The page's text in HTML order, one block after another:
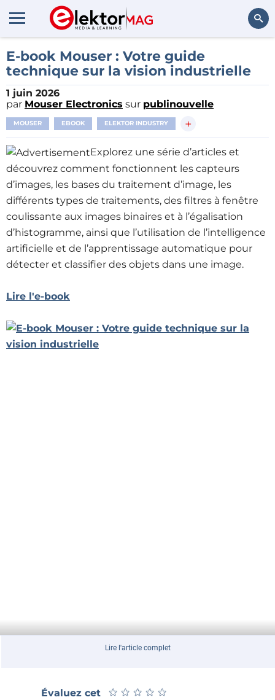
E-book Mouser : Votre guide
technique sur la vision industrielle
1 juin 2026
par Mouser Electronics sur publinouvelle
MOUSER EBOOK ELEKTOR INDUSTRY +
Explorez une série d’articles et
découvrez comment fonctionnent les capteurs
d’images, les bases du traitement d’image, les
différents types de traitements, des filtres à fenêtre
coulissante aux images binaires et à l’égalisation
d’histogramme, ainsi que l’utilisation de l’intelligence
artificielle et de l’apprentissage automatique pour
détecter et classifier des objets dans une image.
Lire l'e-book
Lire l'article complet
Évaluez cet
★ ★ ★ ★ ★
★ ★ ★ ★ ★